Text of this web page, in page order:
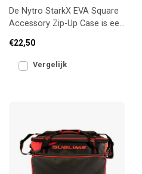
De Nytro StarkX EVA Square
Accessory Zip-Up Case is een
klein materiaa
€22,50
Vergelijk